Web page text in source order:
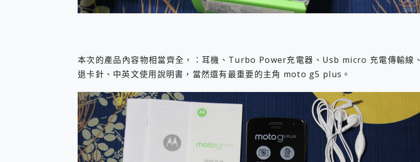
本次的產品內容物相當齊全，：耳機、Turbo Power充電器、Usb micro 充電傳輸線、
退卡針、中英文使用說明書，當然還有最重要的主角 moto g5 plus。